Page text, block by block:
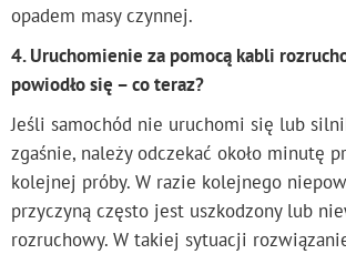
opadem masy czynnej.
4. Uruchomienie za pomocą kabli
powiodło się – co teraz?
Jeśli samochód nie uruchomi się lub
zgaśnie, należy odczekać około minutę
kolejnej próby. W razie kolejnego
przyczyną często jest uszkodzony lub
rozruchowy. W takiej sytuacji